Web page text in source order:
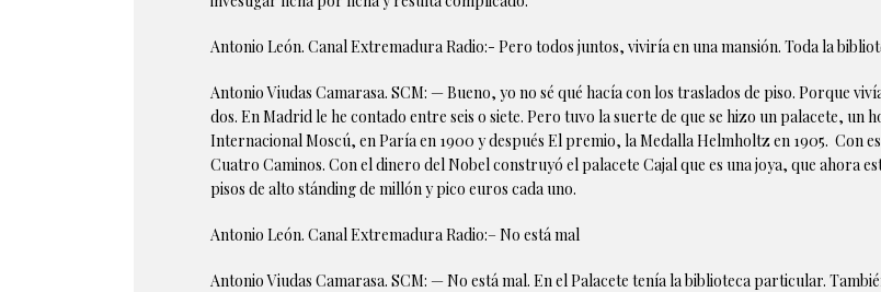
Antonio León. Canal Extremadura Radio:- Pero todos juntos, viviría en una mansión. Toda la
Antonio Viudas Camarasa. SCM: — Bueno, yo no sé qué hacía con los traslados de piso. Porque
dos. En Madrid le he contado entre seis o siete. Pero tuvo la suerte de que se hizo un palacete,
Internacional Moscú, en Paría en 1900 y después El premio, la Medalla Helmholtz en 1905. Con
Cuatro Caminos. Con el dinero del Nobel construyó el palacete Cajal que es una joya, que ahora
pisos de alto stánding de millón y pico euros cada uno.
Antonio León. Canal Extremadura Radio:– No está mal
Antonio Viudas Camarasa. SCM: — No está mal. En el Palacete tenía la biblioteca particular.